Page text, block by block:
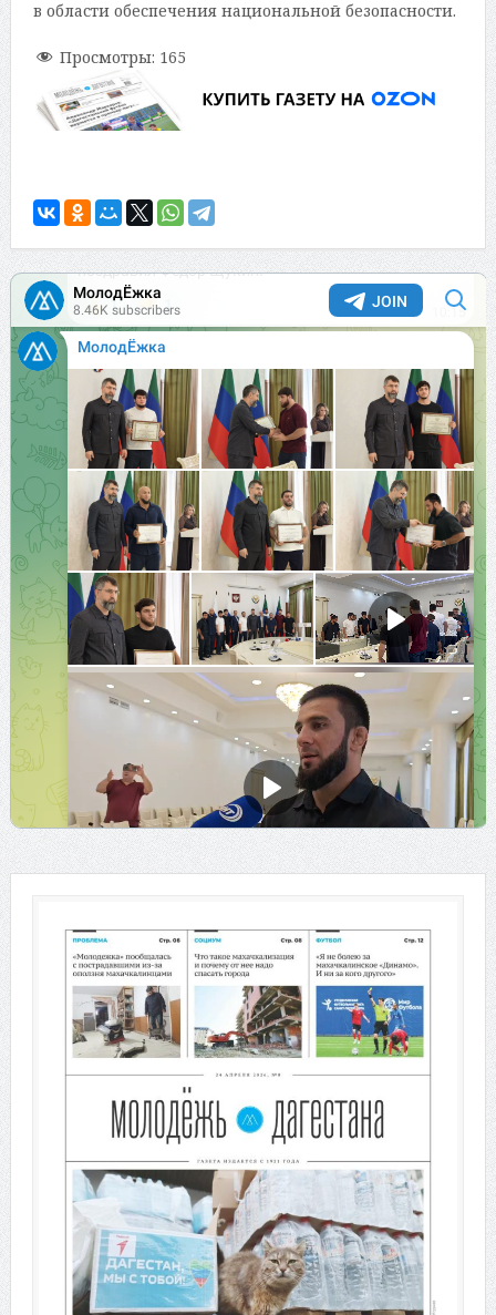
в области обеспечения национальной безопасности.
Просмотры: 165